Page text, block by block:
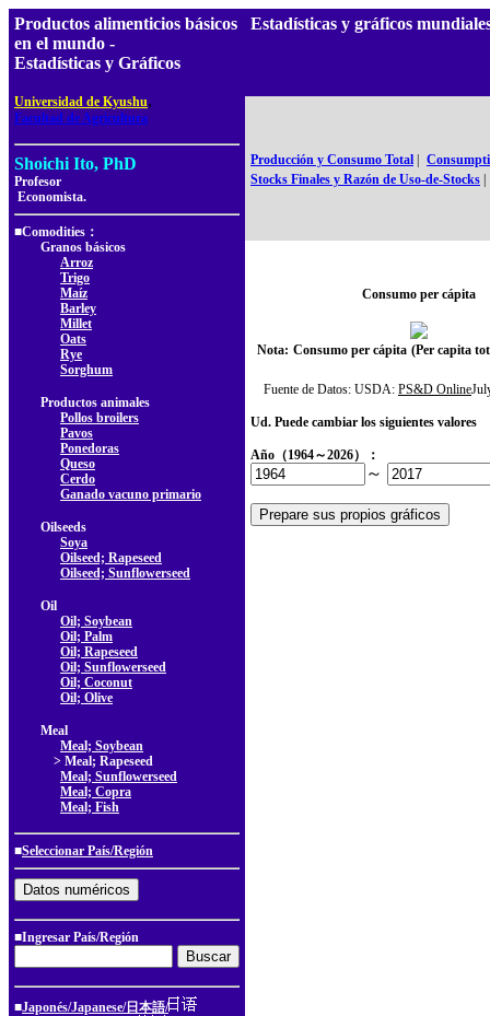
Productos alimenticios básicos
en el mundo -
Estadísticas y Gráficos
Universidad de Kyushu,
Facultad de Agricultura
Shoichi Ito, PhD
Profesor
Economista.
■Comodities：
Granos básicos
Arroz
Trigo
Maíz
Barley
Millet
Oats
Rye
Sorghum
Productos animales
Pollos broilers
Pavos
Ponedoras
Queso
Cerdo
Ganado vacuno primario
Oilseeds
Soya
Oilseed; Rapeseed
Oilseed; Sunflowerseed
Oil
Oil; Soybean
Oil; Palm
Oil; Rapeseed
Oil; Sunflowerseed
Oil; Coconut
Oil; Olive
Meal
Meal; Soybean
> Meal; Rapeseed
Meal; Sunflowerseed
Meal; Copra
Meal; Fish
■Seleccionar País/Región
■Ingresar País/Región
■Japonés/Japanese/日本語/
Estadísticas y gráficos
Producción y Consumo Total
Stocks Finales y Razón de Uso-de-Stocks
Consumo per cápita
Nota: Consumo per cápita (Per capita
Fuente de Datos: USDA: PS&D Online
Ud. Puede cambiar los siguientes valores
Año（1964～2026）：
～